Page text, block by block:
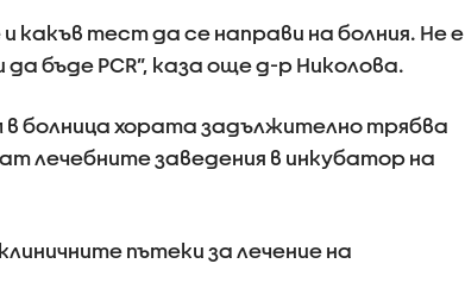
какъв тест да се направи на болния. Не е
бъде PCR”, каза още д-р Николова.
болница хората задължително трябва
лечебните заведения в инкубатор на
пътеки за лечение на